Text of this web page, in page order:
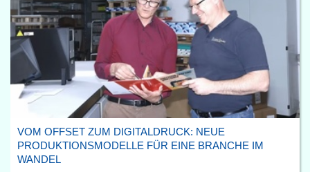
VOM OFFSET ZUM DIGITALDRUCK: NEUE
PRODUKTIONSMODELLE FÜR EINE BRANCHE IM
WANDEL